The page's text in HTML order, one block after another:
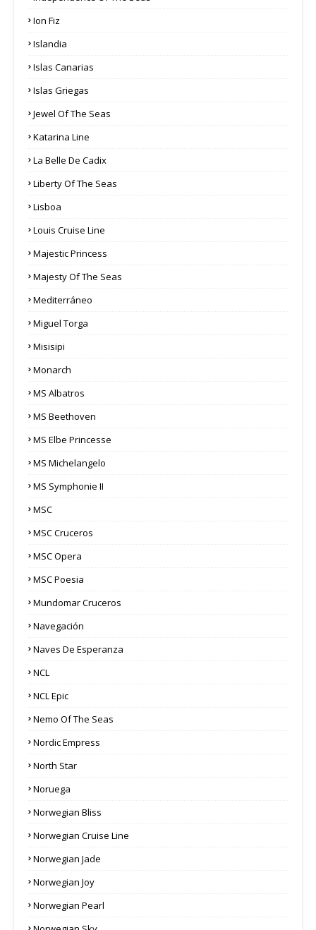
Ion Fiz
Islandia
Islas Canarias
Islas Griegas
Jewel Of The Seas
Katarina Line
La Belle De Cadix
Liberty Of The Seas
Lisboa
Louis Cruise Line
Majestic Princess
Majesty Of The Seas
Mediterráneo
Miguel Torga
Misisipi
Monarch
MS Albatros
MS Beethoven
MS Elbe Princesse
MS Michelangelo
MS Symphonie II
MSC
MSC Cruceros
MSC Opera
MSC Poesia
Mundomar Cruceros
Navegación
Naves De Esperanza
NCL
NCL Epic
Nemo Of The Seas
Nordic Empress
North Star
Noruega
Norwegian Bliss
Norwegian Cruise Line
Norwegian Jade
Norwegian Joy
Norwegian Pearl